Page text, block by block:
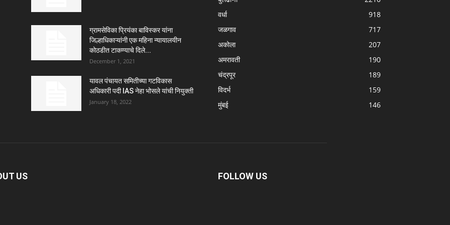
ग्रामसेविका प्रियंका बाविस्कर यांना
जिल्हाधिकाऱ्यांनी एक महिना न्यायालयीन
कोठडीत टाकण्याचे दिले...
December 1, 2021
यावल पंचायत समितीच्या गटविकास
अधिकारी पदी IAS नेहा भोसले यांची नियुक्ती
January 18, 2022
वर्धा
918
जळगाव
717
अकोला
207
अमरावती
190
चंद्रपूर
189
विदर्भ
159
मुंबई
146
US FOLLOW US